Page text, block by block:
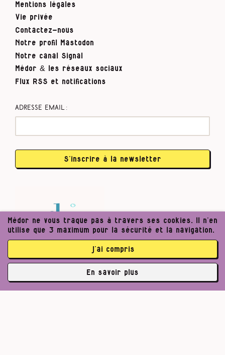
Mentions légales
Vie privée
Contactez-nous
Notre profil Mastodon
Notre canal Signal
Médor & les réseaux sociaux
Flux RSS et notifications
Adresse email :
S’inscrire à la newsletter
Médor ne vous traque pas à travers ses cookies. Il n’en
utilise que 3 maximum pour la sécurité et la navigation.
j’ai compris
En savoir plus